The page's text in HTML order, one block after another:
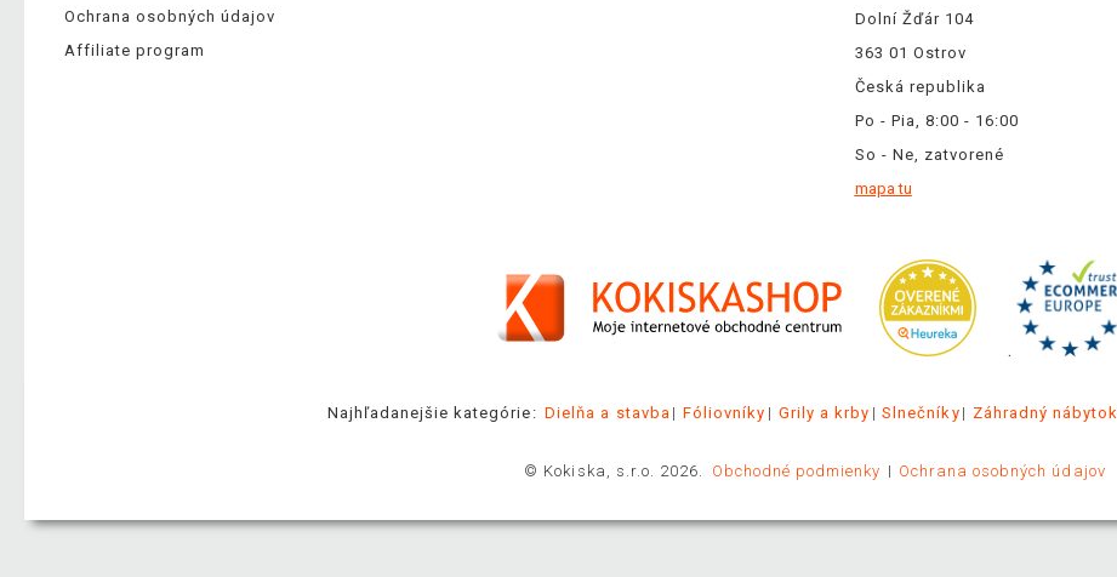
Ochrana osobných údajov
Affiliate program
Dolní Žďár 104
363 01 Ostrov
Česká republika
Po - Pia, 8:00 - 16:00
So - Ne, zatvorené
mapa tu
.
Najhľadanejšie kategórie: Dielňa a stavba Fóliovníky Grily a krby Slnečníky Záhradný nábytok
© Kokiska, s.r.o. 2026. Obchodné podmienky Ochrana osobných údajov